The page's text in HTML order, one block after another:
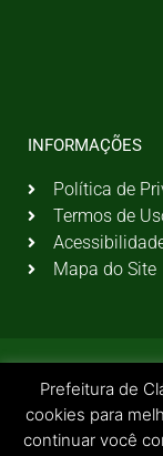
INFORMAÇÕES
Política de
Termos de
Mapa do Site
Prefeitura de
cookies para
continuar você